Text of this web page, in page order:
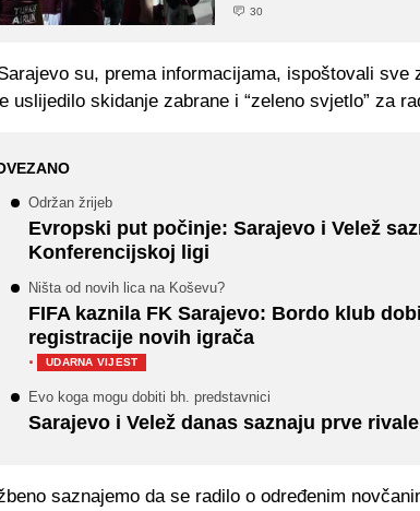
30
su, prema informacijama, ispoštovali sve
uslijedilo skidanje zabrane i “zeleno svjetlo” za
Održan žrijeb
Evropski put počinje: Sarajevo i Velež
Konferencijskoj ligi
Ništa od novih lica na Koševu?
FIFA kaznila FK Sarajevo: Bordo klub
registracije novih igrača
·
UDARNA VIJEST
Evo koga mogu dobiti bh. predstavnici
Sarajevo i Velež danas saznaju prve
saznajemo da se radilo o određenim